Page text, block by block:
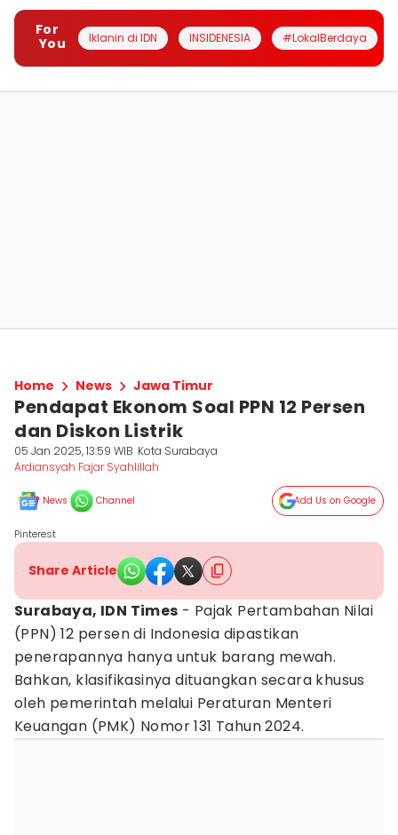
For
You
Iklanin di IDN INSIDENESIA #LokalBerdaya
Home News Jawa Timur
Pendapat Ekonom Soal PPN 12 Persen
dan Diskon Listrik
05 Jan 2025, 13:59 WIB Kota Surabaya
Ardiansyah Fajar Syahlillah
News Channel Add Us on Google
Pinterest
Share Article
Surabaya, IDN Times - Pajak Pertambahan Nilai
(PPN) 12 persen di Indonesia dipastikan
penerapannya hanya untuk barang mewah.
Bahkan, klasifikasinya dituangkan secara khusus
oleh pemerintah melalui Peraturan Menteri
Keuangan (PMK) Nomor 131 Tahun 2024.